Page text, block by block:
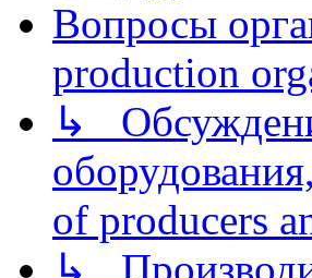
Вопросы
production
↳
of producers